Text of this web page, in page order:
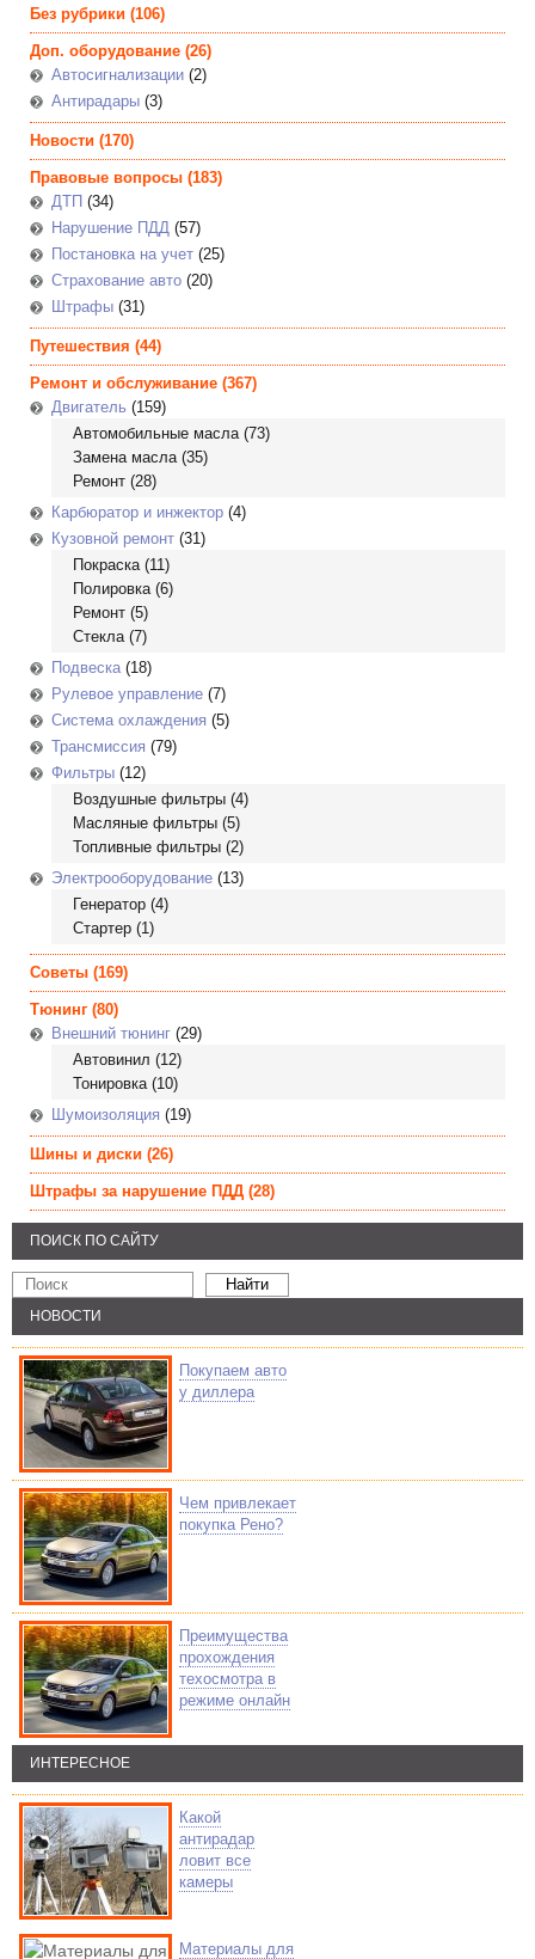
Без рубрики (106)
Доп. оборудование (26)
Автосигнализации (2)
Антирадары (3)
Новости (170)
Правовые вопросы (183)
ДТП (34)
Нарушение ПДД (57)
Постановка на учет (25)
Страхование авто (20)
Штрафы (31)
Путешествия (44)
Ремонт и обслуживание (367)
Двигатель (159)
Автомобильные масла(73)
Замена масла(35)
Ремонт (28)
Карбюратор и инжектор (4)
Кузовной ремонт (31)
Покраска(11)
Полировка(6)
Ремонт (5)
Стекла(7)
Подвеска(18)
Рулевое управление (7)
Система охлаждения (5)
Трансмиссия (79)
Фильтры (12)
Воздушные фильтры (4)
Масляные фильтры (5)
Топливные фильтры (2)
Электрооборудование (13)
Генератор (4)
Стартер (1)
Советы (169)
Тюнинг (80)
Внешний тюнинг (29)
Автовинил (12)
Тонировка(10)
Шумоизоляция (19)
Шины и диски (26)
Штрафы за нарушение ПДД (28)
ПОИСК ПО САЙТУ
НОВОСТИ
Покупаем авто
у диллера
Чем привлекает
покупка Рено?
Преимущества
прохождения
техосмотра в
режиме онлайн
ИНТЕРЕСНОЕ
Какой
антирадар
ловит все
камеры
Материалы для